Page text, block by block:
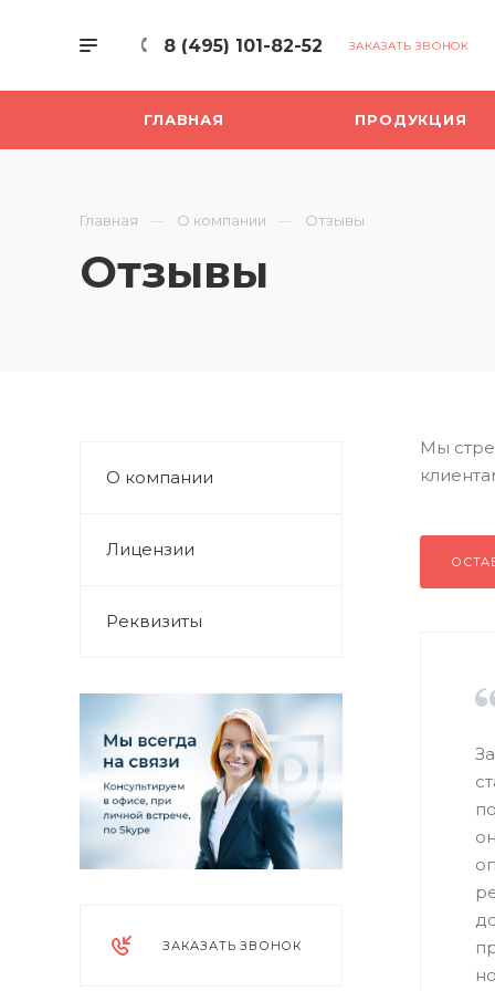
8 (495) 101-82-52 ЗАКАЗАТЬ ЗВОНОК
ГЛАВНАЯ ПРОДУКЦИЯ
Главная О компании Отзывы
Отзывы
О компании
Лицензии
Реквизиты
ЗАКАЗАТЬ ЗВОНОК
Мы